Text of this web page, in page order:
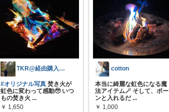
TKR@経由購入感謝✨
#オリジナル写真 焚き火が
虹色に変わって感動🥹 いつ
もの焚き火 ...
￥ 1,650
cotton
本当に綺麗な虹色になる魔
法アイテム🪄 そして、ポー
ンと入れるだ ...
￥ 1,000